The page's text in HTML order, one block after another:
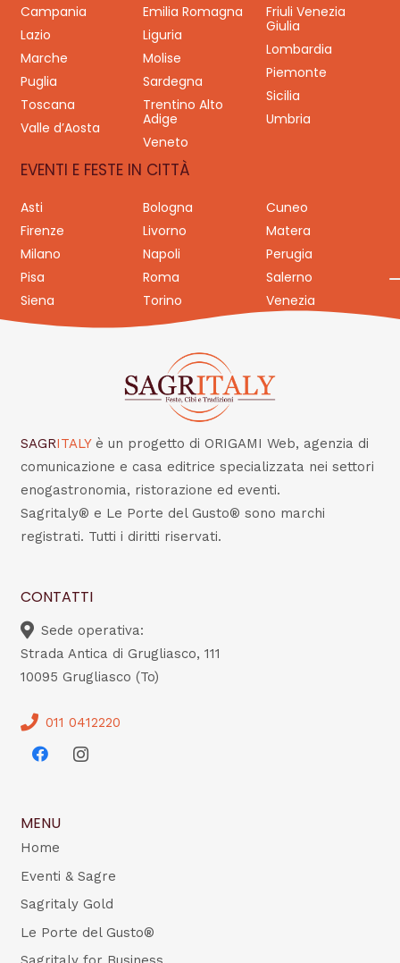
Campania
Emilia Romagna
Friuli Venezia
Giulia
Lazio
Liguria
Lombardia
Marche
Molise
Piemonte
Puglia
Sardegna
Sicilia
Toscana
Trentino Alto
Adige
Umbria
Valle d’Aosta
Veneto
EVENTI E FESTE IN CITTÀ
Asti Bologna
Cuneo
Firenze
Livorno
Matera
Milano
Napoli
Perugia
Pisa
Roma
Salerno
Siena
Torino Venezia
SAGRITALY è un progetto di ORIGAMI Web, agenzia di
comunicazione e casa editrice specializzata nei settori
enogastronomia, ristorazione ed eventi.
Sagritaly® e Le Porte del Gusto® sono marchi
registrati. Tutti i diritti riservati.
CONTATTI
Sede operativa:
Strada Antica di Grugliasco, 111
10095 Grugliasco (To)
011 0412220
MENU
Home
Eventi & Sagre
Sagritaly Gold
Le Porte del Gusto®